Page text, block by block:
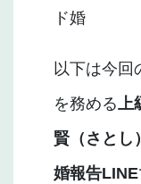
ド婚
以下は今回
を務める上
賢（さとし
婚報告LINE